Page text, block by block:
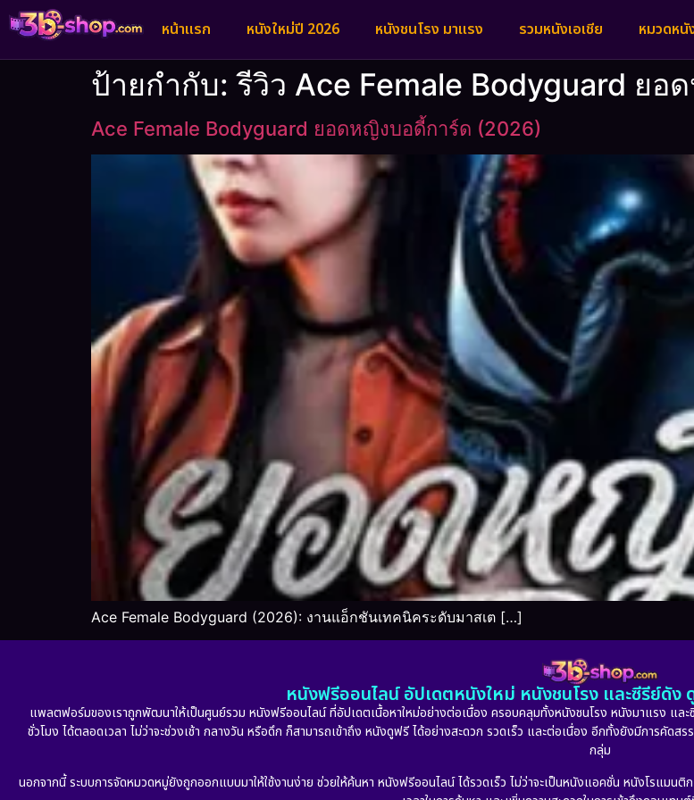
หน้าแรก หนังใหม่ปี 2026 หนังชนโรง มาแรง รวมหนังเอเชีย หมวดหนั
ป้ายกำกับ:รีวิว Ace Female Bodyguard ยอ
Ace Female Bodyguard ยอดหญิงบอดี้การ์ด (2026)
Ace Female Bodyguard (2026): งานแอ็กชันเทคนิคระดับมาสเต […]
หนังฟรีออนไลน์ อัปเดตหนังใหม่ หนังชนโรง และซีรีย์ดัง
แพลตฟอร์มของเราถูกพัฒนาให้เป็นศูนย์รวม หนังฟรีออนไลน์ ที่อัปเดตเนื้อหาใหม่อย่างต่อเนื่อง ครอบคลุมทั้งหนังชนโรง หนังมาแรง แล
ชั่วโมง ได้ตลอดเวลา ไม่ว่าจะช่วงเช้า กลางวัน หรือดึก ก็สามารถเข้าถึง หนังดูฟรี ได้อย่างสะดวก รวดเร็ว และต่อเนื่อง อีกทั้งยังมีการคั
กลุ่ม
นอกจากนี้ ระบบการจัดหมวดหมู่ยังถูกออกแบบมาให้ใช้งานง่าย ช่วยให้ค้นหา หนังฟรีออนไลน์ ได้รวดเร็ว ไม่ว่าจะเป็นหนังแอคชั่น หนังโรแ